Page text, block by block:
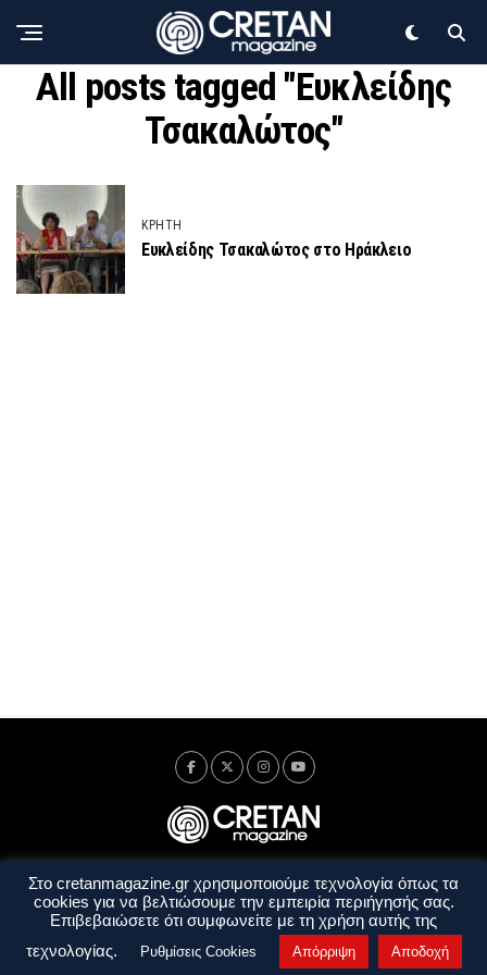
All posts tagged "Ευκλείδης
Τσακαλώτος"
ΚΡΗΤΗ
Ευκλείδης Τσακαλώτος στο Ηράκλειο
Ταυτότητα Πολιτική Απορρήτου
Όροι Χρήσης
Όροι και Προϋποθέσεις
Στο cretanmagazine.gr χρησιμοποιούμε τεχνολογία όπως τα
cookies για να βελτιώσουμε την εμπειρία περιήγησής σας.
Επιβεβαιώσετε ότι συμφωνείτε με τη χρήση αυτής της
τεχνολογίας.
Ρυθμίσεις Cookies Απόρριψη Αποδοχή